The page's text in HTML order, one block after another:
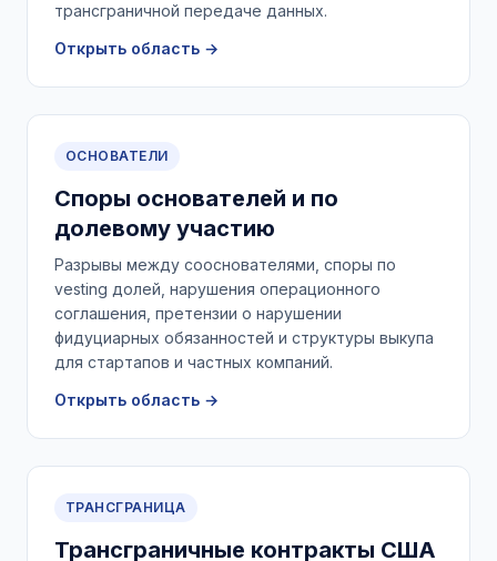
трансграничной передаче данных.
Открыть область →
ОСНОВАТЕЛИ
Споры основателей и по
долевому участию
Разрывы между сооснователями, споры по
vesting долей, нарушения операционного
соглашения, претензии о нарушении
фидуциарных обязанностей и структуры выкупа
для стартапов и частных компаний.
Открыть область →
ТРАНСГРАНИЦА
Трансграничные контракты США